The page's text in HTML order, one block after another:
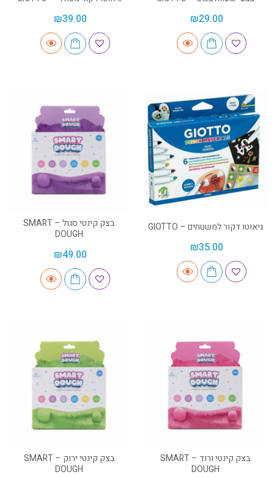
₪29.00
₪39.00
גיאוטו דקור למשטחים – GIOTTO
₪35.00
בצק קינטי סגול – SMART
DOUGH
₪49.00
בצק קינטי ורוד – SMART
DOUGH
בצק קינטי ירוק – SMART
DOUGH